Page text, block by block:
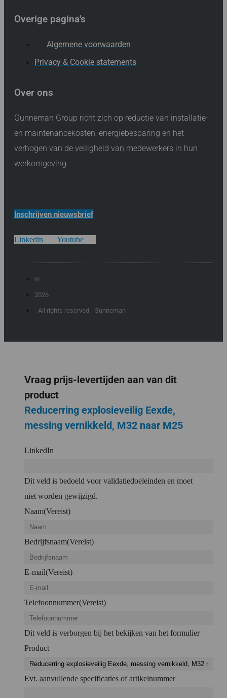
Overige pagina's
Algemene voorwaarden
Privacy & Cookie statements
Over ons
Gunneman Group richt zich op reductie van installatie-
en maintenancekosten, energiebesparing en het
verhogen van de veiligheid van medewerkers in hun
werkomgeving.
Inschrijven nieuwsbrief
Linkedin Youtube
©
2026
- All rights reserved - Gunneman
Vraag prijs-levertijden aan van dit
product
Reducerring explosieveilig Eexde,
messing vernikkeld, M32 naar M25
LinkedIn
Dit veld is bedoeld voor validatiedoeleinden en moet
niet worden gewijzigd.
Naam(Vereist)
Bedrijfsnaam(Vereist)
E-mail(Vereist)
Telefoonnummer(Vereist)
Dit veld is verborgen bij het bekijken van het formulier
Product
Evt. aanvullende specificaties of artikelnummer